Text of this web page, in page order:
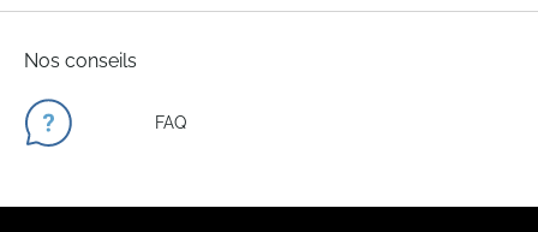
Nos conseils
FAQ